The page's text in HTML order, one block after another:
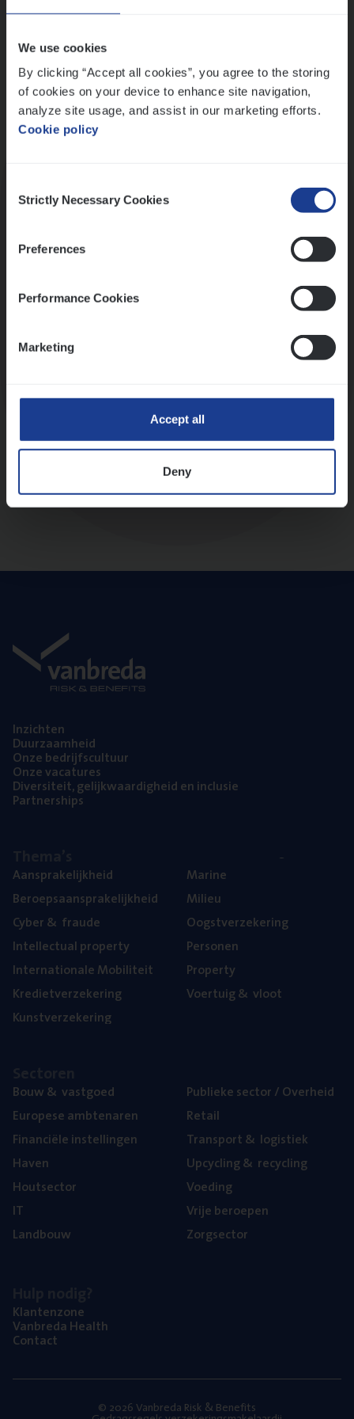
We use cookies
By clicking “Accept all cookies”, you agree to the storing
of cookies on your device to enhance site navigation,
analyze site usage, and assist in our marketing efforts.
Cookie policy
Selection
Strictly Necessary Cookies
Preferences
Performance Cookies
Marketing
Accept all
Deny
Inzich­ten
Duur­zaam­heid
Onze bedrijfs­cul­tuur
Onze vaca­tu­res
Diver­si­teit, gelijk­waar­dig­heid en inclusie
Part­ner­ships
Aan­spra­ke­lijk­heid
Beroeps­aan­spra­ke­lijk­heid
Cyber& fraude
Intel­lec­tu­al property
Inter­na­ti­o­na­le Mobiliteit
Kre­diet­ver­ze­ke­ring
Kunst­ver­ze­ke­ring
Mari­ne
Mili­eu
Oogst­ver­ze­ke­ring
Per­so­nen
Pro­per­ty
Voer­tuig& vloot
Bouw& vastgoed
Euro­pe­se ambtenaren
Finan­ci­ë­le instellingen
Haven
Hout­sec­tor
IT
Land­bouw
Publie­ke sec­tor / Overheid
Retail
Trans­port& logistiek
Upcy­cling& recycling
Voe­ding
Vrije beroe­pen
Zorg­sec­tor
Klan­ten­zo­ne
Van­b­re­da Health
Con­tact
© 2026 Vanbreda Risk & Benefits